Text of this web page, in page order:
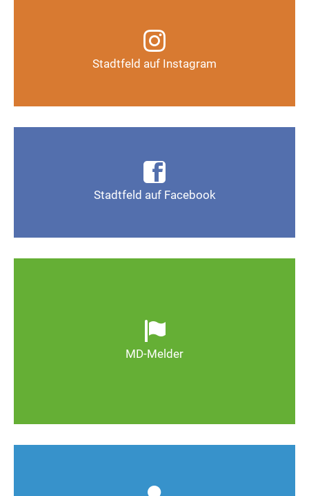
Stadtfeld auf Instagram
Instagram-Kanal
Auf Instagram folgen
Stadtfeld auf Facebook
Seite Magdeburg-Stadtfeld
MD-Melder
wild entsorgter Müll. Melden Sie Mängel, damit
Magdeburg schöner und lebenswerter wird.